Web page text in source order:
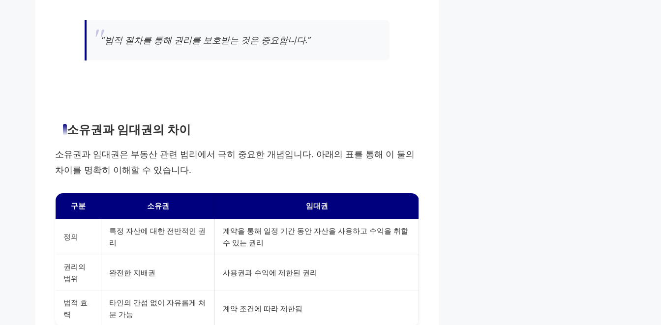
“법적 절차를 통해 권리를 보호받는 것은 중요합니다.”
소유권과 임대권의 차이
소유권과 임대권은 부동산 관련 법리에서 극히 중요한 개념입니다. 아래의 표를 통해 이 둘의
차이를 명확히 이해할 수 있습니다.
구분 소유권 임대권
정의
특정 자산에 대한 전반적인 권
리
계약을 통해 일정 기간 동안 자산을 사용하고 수익을 취할
수 있는 권리
권리의
범위
완전한 지배권 사용권과 수익에 제한된 권리
법적 효
력
타인의 간섭 없이 자유롭게 처
분 가능
계약 조건에 따라 제한됨